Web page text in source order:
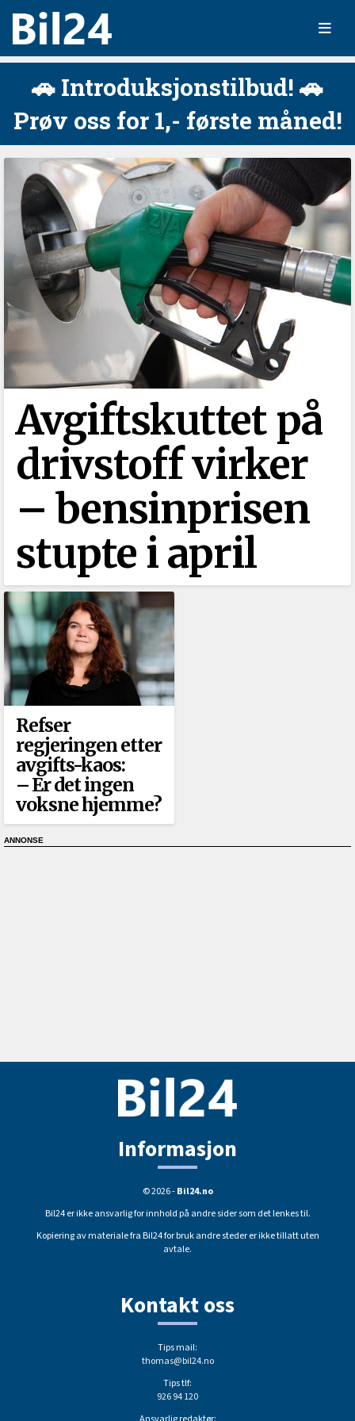
🚗 Introduksjonstilbud! 🚗
Prøv oss for 1,- første måned!
Avgiftskuttet på
drivstoff virker
–⁠ bensinprisen
stupte i april
Refser
regjeringen etter
avgifts-kaos:
–⁠ Er det ingen
voksne hjemme?
Informasjon
© 2026 -Bil24.no
Bil24 er ikke ansvarlig for innhold på andre sider som det lenkes til.
Kopiering av materiale fra Bil24 for bruk andre steder er ikke tillatt uten
avtale.
Kontakt oss
Tips mail:
thomas@bil24.no
Tips tlf:
926 94 120